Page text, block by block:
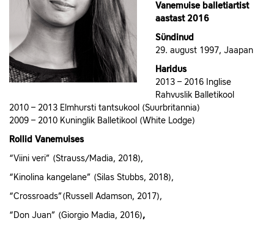
Vanemuise balletiartist
aastast 2016
Sündinud
29. august 1997, Jaapan
Haridus
2013 – 2016 Inglise
Rahvuslik Balletikool
2010 – 2013 Elmhursti tantsukool (Suurbritannia)
2009 – 2010 Kuninglik Balletikool (White Lodge)
Rollid Vanemuises
“Viini veri” (Strauss/Madia, 2018),
“Kinolina kangelane” (Silas Stubbs, 2018),
“Crossroads”(Russell Adamson, 2017),
“Don Juan” (Giorgio Madia, 2016),